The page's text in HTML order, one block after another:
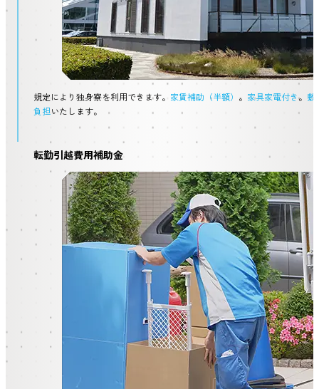
規定により独身寮を利用できます。 家賃補助（半額） 。 家具家電付き。 敷
負担いたします。
転勤引越費用補助金